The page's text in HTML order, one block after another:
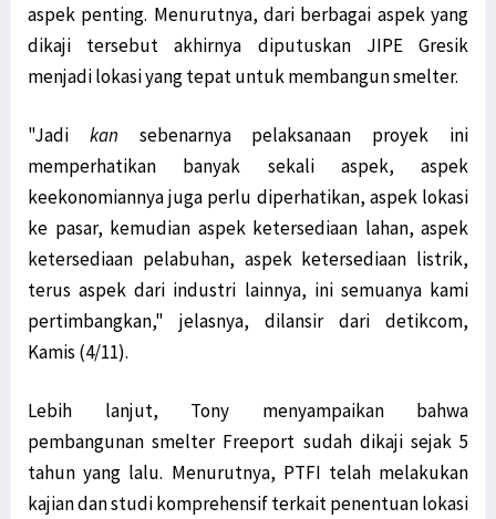
aspek penting. Menurutnya, dari berbagai aspek yang
dikaji tersebut akhirnya diputuskan JIPE Gresik
menjadi lokasi yang tepat untuk membangun smelter.
"Jadi kan sebenarnya pelaksanaan proyek ini
memperhatikan banyak sekali aspek, aspek
keekonomiannya juga perlu diperhatikan, aspek lokasi
ke pasar, kemudian aspek ketersediaan lahan, aspek
ketersediaan pelabuhan, aspek ketersediaan listrik,
terus aspek dari industri lainnya, ini semuanya kami
pertimbangkan," jelasnya, dilansir dari detikcom,
Kamis (4/11).
Lebih lanjut, Tony menyampaikan bahwa
pembangunan smelter Freeport sudah dikaji sejak 5
tahun yang lalu. Menurutnya, PTFI telah melakukan
kajian dan studi komprehensif terkait penentuan lokasi